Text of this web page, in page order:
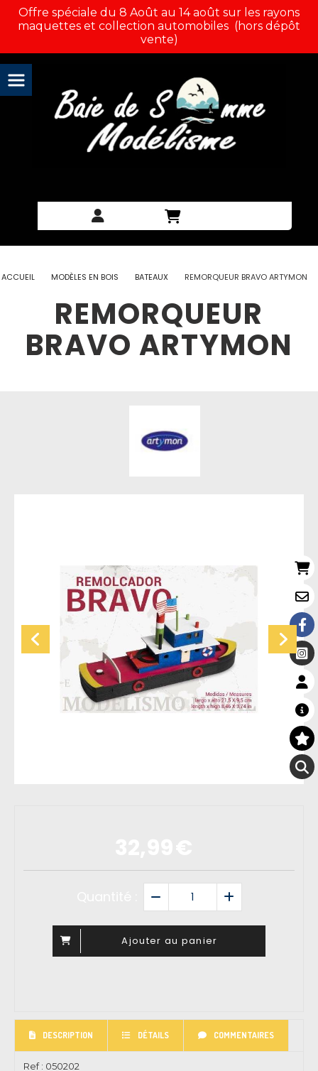
Offre spéciale du 8 Août au 14 août sur les rayons
maquettes et collection automobiles (hors dépôt
vente)
ACCUEIL MODÈLES EN BOIS BATEAUX REMORQUEUR BRAVO ARTYMON
REMORQUEUR
BRAVO ARTYMON
Ajouter au panier
DESCRIPTION DÉTAILS COMMENTAIRES
Ref : 050202
Panneau de gestion des cookies